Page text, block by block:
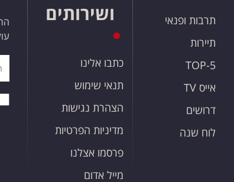
תרבות ופנאי
תיירות
TOP-5
אייס TV
דרושים
לוח שנה
ושירותים
כתבו אלינו
תנאי שימוש
הצהרת נגישות
מדיניות הפרטיות
פרסמו אצלנו
מייל אדום